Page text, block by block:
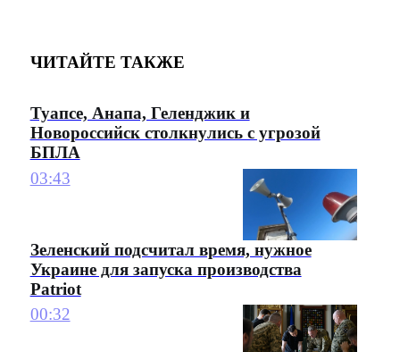
ЧИТАЙТЕ ТАКЖЕ
Туапсе, Анапа, Геленджик и
Новороссийск столкнулись с угрозой
БПЛА
03:43
Зеленский подсчитал время, нужное
Украине для запуска производства
Patriot
00:32